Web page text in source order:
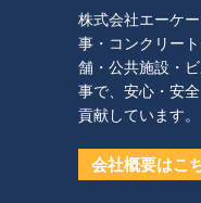
株式会社エーケ
事・コンクリー
舗・公共施設・
事で、安心・安
貢献しています。
会社概要はこ